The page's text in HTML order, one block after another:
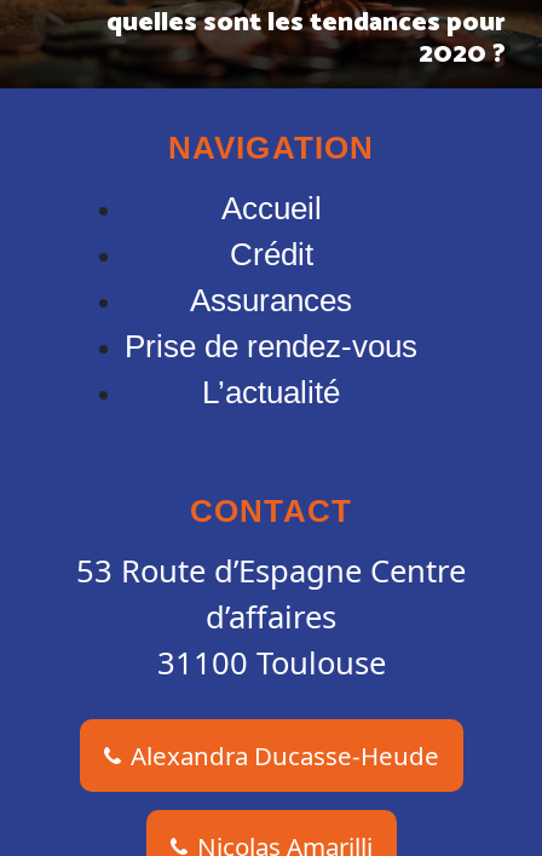
quelles sont les tendances pour
2020 ?
NAVIGATION
Accueil
Crédit
Assurances
Prise de rendez-vous
L’actualité
CONTACT
53 Route d’Espagne Centre
d’affaires
31100 Toulouse
Alexandra Ducasse-Heude
Nicolas Amarilli